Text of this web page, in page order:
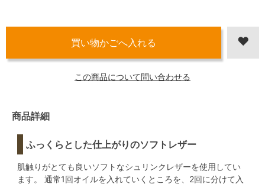
この商品について問い合わせる
商品詳細
ふっくらとした仕上がりのソフトレザー
肌触りがとても良いソフトなシュリンクレザーを使用してい
ます。 通常1回オイルを入れていくところを、2回に分けて入